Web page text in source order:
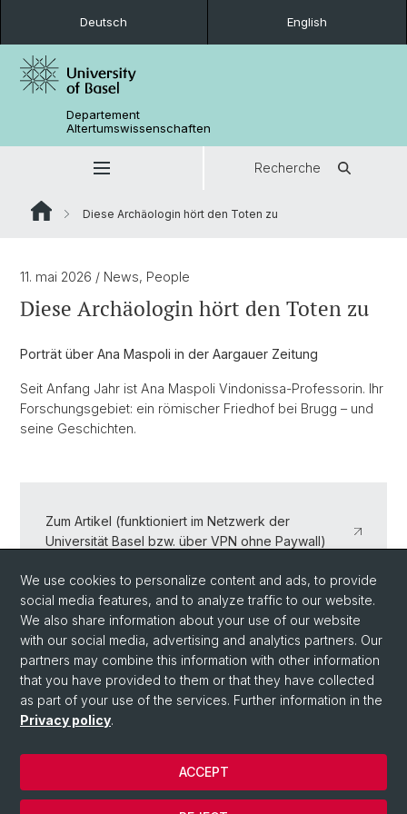
Deutsch English
Departement
Altertumswissenschaften
Recherche
Diese Archäologin hört den Toten zu
11. mai 2026 / News, People
Diese Archäologin hört den Toten zu
Porträt über Ana Maspoli in der Aargauer Zeitung
Seit Anfang Jahr ist Ana Maspoli Vindonissa-Professorin. Ihr
Forschungsgebiet: ein römischer Friedhof bei Brugg – und
seine Geschichten.
Zum Artikel (funktioniert im Netzwerk der
Universität Basel bzw. über VPN ohne Paywall)
Artikel (hinter Paywall)
Back
We use cookies to personalize content and ads, to provide
social media features, and to analyze traffic to our website.
We also share information about your use of our website
with our social media, advertising and analytics partners. Our
partners may combine this information with other information
that you have provided to them or that they have collected
as part of your use of the services. Further information in the
Privacy policy.
ACCEPT